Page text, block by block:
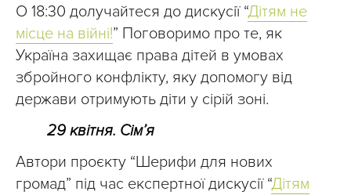
О 18:30 долучайтеся до дискусії “Дітям не
місце на війні!” Поговоримо про те, як
Україна захищає права дітей в умовах
збройного конфлікту, яку допомогу від
держави отримують діти у сірій зоні.
29 квітня. Сім’я
Автори проєкту “Шерифи для нових
громад” під час експертної дискусії “Дітям